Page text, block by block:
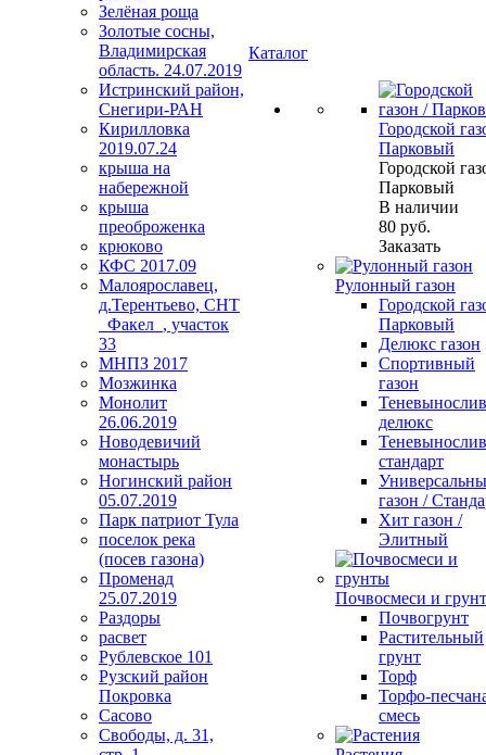
Зелёная роща
Золотые сосны,
Владимирская
область. 24.07.2019
Истринский район,
Снегири-РАН
Кирилловка
2019.07.24
крыша на
набережной
крыша
преоброженка
крюково
КФС 2017.09
Малоярославец,
д.Терентьево, СНТ
_Факел_, участок
33
МНПЗ 2017
Мозжинка
Монолит
26.06.2019
Новодевичий
монастырь
Ногинский район
05.07.2019
Парк патриот Тула
поселок река
(посев газона)
Променад
25.07.2019
Раздоры
расвет
Рублевское 101
Рузский район
Покровка
Сасово
Свободы, д. 31,
Каталог
Городской
Парковый
Городской
Парковый
В наличии
80 руб.
Заказать
Рулонный газон
Городской
Парковый
Делюкс газон
Спортивный
газон
делюкс
стандарт
газон /
Хит газон /
Элитный
Почвосмеси и
Почвогрунт
Растительный
грунт
Торф
Торфо-
смесь